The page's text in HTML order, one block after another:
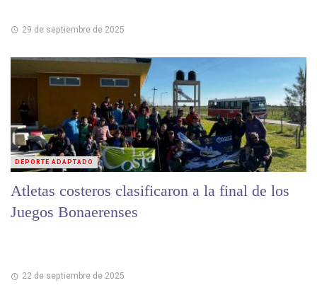
29 de septiembre de 2025
Atletas costeros clasificaron a la final de los
Juegos Bonaerenses
22 de septiembre de 2025
DEPORTE ADAPTADO